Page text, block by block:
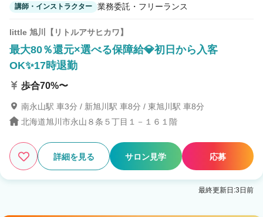
講師・インストラクター 業務委託・フリーランス
little 旭川【リトルアサヒカワ】
最大80％還元×選べる保障給💎初日から入客
OK✨17時退勤
歩合70%〜
南永山駅 車3分 / 新旭川駅 車8分 / 東旭川駅 車8分
北海道旭川市永山８条５丁目１－１６１階
詳細を見る サロン見学 応募
最終更新日:3日前